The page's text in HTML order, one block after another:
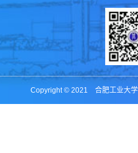
Copyright © 2021 合肥工业大